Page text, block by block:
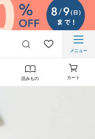
メニュー
読みもの カート